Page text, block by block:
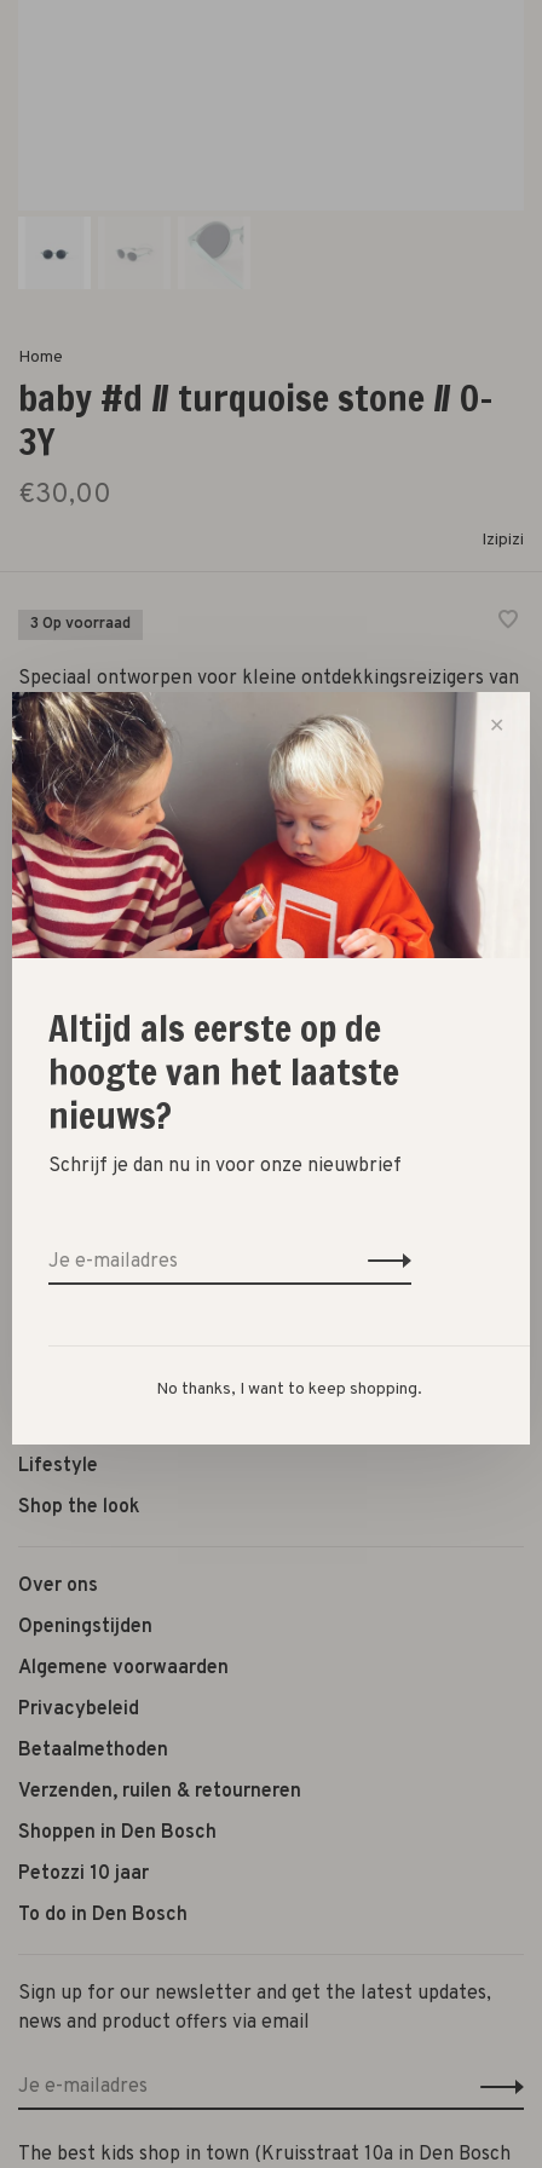
Home
baby #d // turquoise stone // 0-
3Y
€30,00
Izipizi
3 Op voorraad
Speciaal ontworpen voor kleine ontdekkingsreizigers van
0-3 jaar, vergezellen ze nieuwsgierige oogjes op hun
allereerste avonturen en reisjes.
Aantal: -
Toevoegen aan winkelwagen
Deel dit product: Facebook Twitter
SALE 30%
Lifestyle
Shop the look
Over ons
Openingstijden
Algemene voorwaarden
Privacybeleid
Betaalmethoden
Verzenden, ruilen & retourneren
Shoppen in Den Bosch
Petozzi 10 jaar
To do in Den Bosch
Sign up for our newsletter and get the latest updates,
news and product offers via email
The best kids shop in town (Kruisstraat 10a in Den Bosch
✕
Altijd als eerste op de
hoogte van het laatste
nieuws?
Schrijf je dan nu in voor onze nieuwbrief
No thanks, I want to keep shopping.